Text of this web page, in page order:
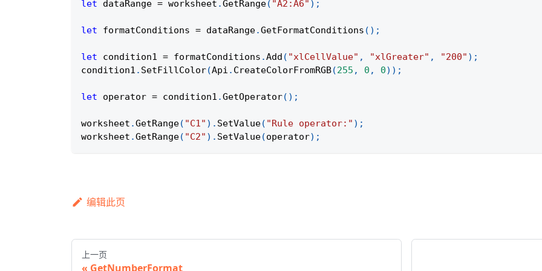
let dataRange = worksheet .GetRange( "A2:A6" ) ;
let formatConditions = dataRange.GetFormatConditions ( ) ;
let condition1 = formatConditions .Add ( "xlCellValue" , "xlGreater" , "200" ) ;
condition1 . SetFillColor(Api . CreateColorFromRGB(255 , 0 , 0) ) ;
let operator = condition1 .GetOperator( ) ;
worksheet .GetRange( "C1" ) . SetValue( "Rule operator:" ) ;
worksheet .GetRange( "C2" ) . SetValue(operator) ;
编辑此页
上一页
GetNumberFormat